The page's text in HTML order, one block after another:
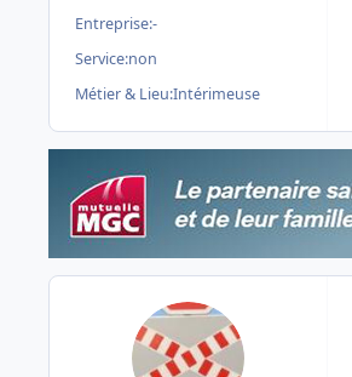
Entreprise:-
Service:non
Métier & Lieu:Intérimeuse